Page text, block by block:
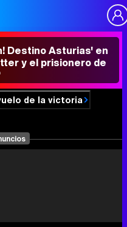
Destino Asturias' en
y el prisionero de
de la victoria